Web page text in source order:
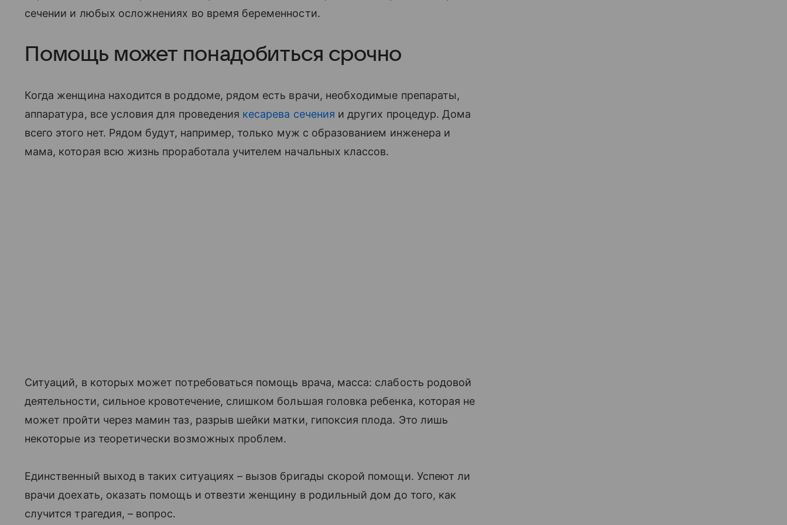
сечении и любых осложнениях во время беременности.
Помощь может понадобиться срочно
Когда женщина находится в роддоме, рядом есть врачи, необходимые препараты,
аппаратура, все условия для проведения кесарева сечения и других процедур. Дома
всего этого нет. Рядом будут, например, только муж с образованием инженера и
мама, которая всю жизнь проработала учителем начальных классов.
Ситуаций, в которых может потребоваться помощь врача, масса: слабость родовой
деятельности, сильное кровотечение, слишком большая головка ребенка, которая не
может пройти через мамин таз, разрыв шейки матки, гипоксия плода. Это лишь
некоторые из теоретически возможных проблем.
Единственный выход в таких ситуациях – вызов бригады скорой помощи. Успеют ли
врачи доехать, оказать помощь и отвезти женщину в родильный дом до того, как
случится трагедия, – вопрос.